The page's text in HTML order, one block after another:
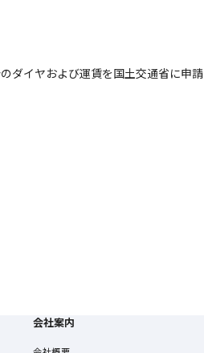
イヤおよび運賃を国土交通省に申請
会社案内